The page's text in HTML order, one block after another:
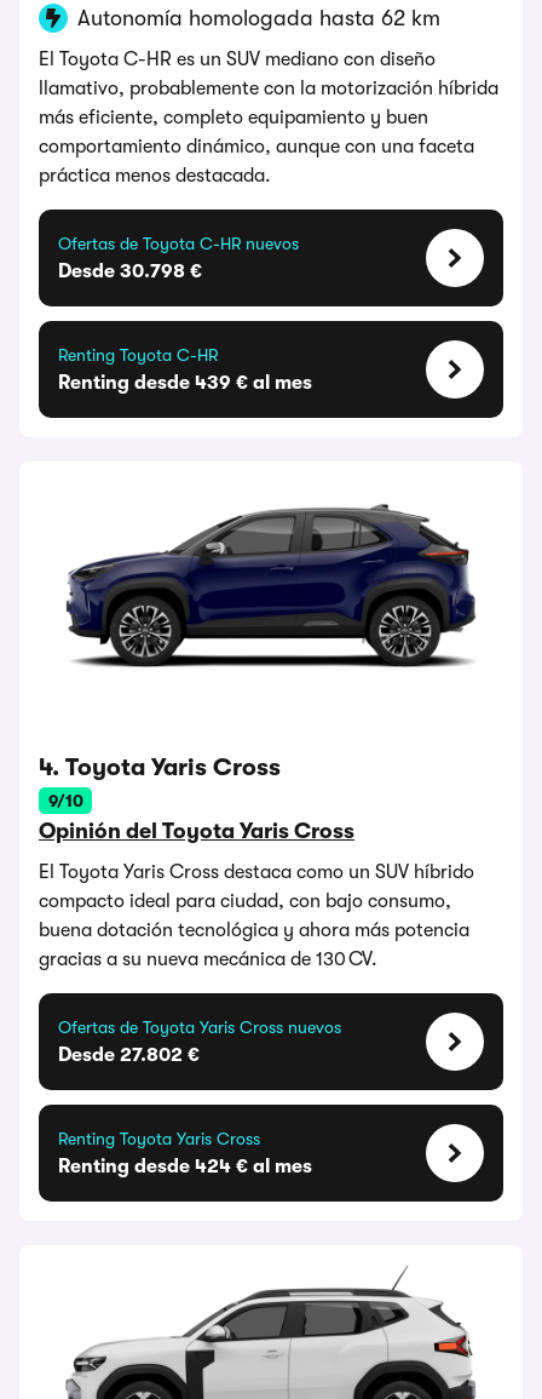
Autonomía homologada hasta 62 km
El Toyota C-HR es un SUV mediano con diseño
llamativo, probablemente con la motorización híbrida
más eficiente, completo equipamiento y buen
comportamiento dinámico, aunque con una faceta
práctica menos destacada.
Ofertas de Toyota C-HR nuevos
Desde 30.798 €
Renting Toyota C-HR
Renting desde 439 € al mes
4. Toyota Yaris Cross
9/10
Opinión del Toyota Yaris Cross
El Toyota Yaris Cross destaca como un SUV híbrido
compacto ideal para ciudad, con bajo consumo,
buena dotación tecnológica y ahora más potencia
gracias a su nueva mecánica de 130 CV.
Ofertas de Toyota Yaris Cross nuevos
Desde 27.802 €
Renting Toyota Yaris Cross
Renting desde 424 € al mes